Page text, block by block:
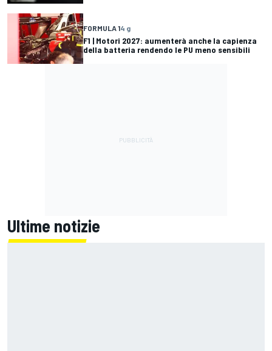
FORMULA 14 g
F1 | Motori 2027: aumenterà anche la capienza
della batteria rendendo le PU meno sensibili
Ultime notizie